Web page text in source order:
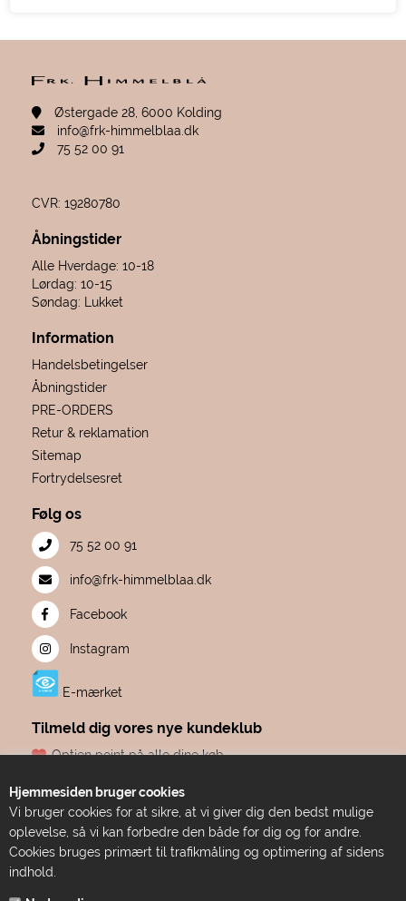
Hjemmesiden bruger cookies
Vi bruger cookies for at sikre, at vi giver dig den bedst mulige
oplevelse, så vi kan forbedre den både for dig og for andre.
Cookies bruges primært til trafikmåling og optimering af sidens
indhold.
Østergade 28, 6000 Kolding
info@frk-himmelblaa.dk
75 52 00 91
CVR: 19280780
Åbningstider
Alle Hverdage: 10-18
Lørdag: 10-15
Søndag: Lukket
Information
Handelsbetingelser
Åbningstider
PRE-ORDERS
Retur & reklamation
Sitemap
Fortrydelsesret
Følg os
75 52 00 91
info@frk-himmelblaa.dk
Facebook
Instagram
E-mærket
Tilmeld dig vores nye kundeklub
Optjen point på alle dine køb
Dine point udløber aldrig
Adgang til eksklusive tilbud før alle andre
Bare ren forkælelse
TILMELD DIG HER